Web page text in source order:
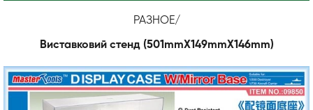
РАЗНОЕ/
Виставковий стенд (501mmX149mmX146mm)